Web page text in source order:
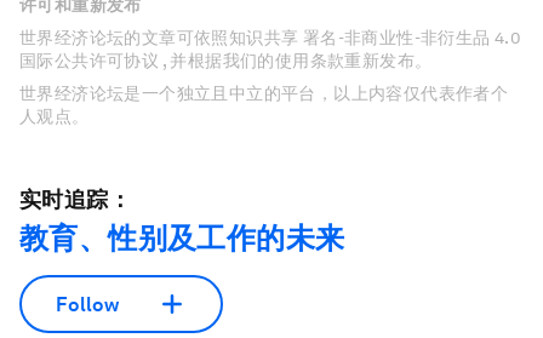
许可和重新发布
世界经济论坛的文章可依照知识共享 署名-非商业性-非衍生品 4.0
国际公共许可协议 , 并根据我们的使用条款重新发布。
世界经济论坛是一个独立且中立的平台，以上内容仅代表作者个
人观点。
实时追踪：
教育、性别及工作的未来
Follow